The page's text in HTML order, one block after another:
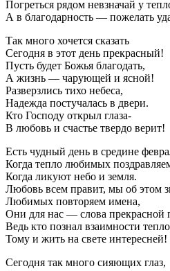
Погреться рядом невзначай у
А в благодарность — пожелать
Так много хочется сказать
Сегодня в этот день прекрасный!
Пусть будет Божья благодать,
А жизнь — чарующей и ясной!
Разверзлись тихо небеса,
Надежда постучалась в двери.
Кто Господу открыл глаза-
В любовь и счастье твердо верит!
Есть чудный день в средине
Когда тепло любимых
Когда ликуют небо и земля.
Любовь всем правит, мы об этом
Любимых повторяем имена,
Они для нас — слова прекрасной
Ведь кто познал взаимности
Тому и жить на свете интересней!
Сегодня так много сияющих глаз,